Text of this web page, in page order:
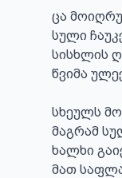
ცა
სული
სისხლის
წვიმა
სხეულს
მაგრამ
ხალხი
მათ